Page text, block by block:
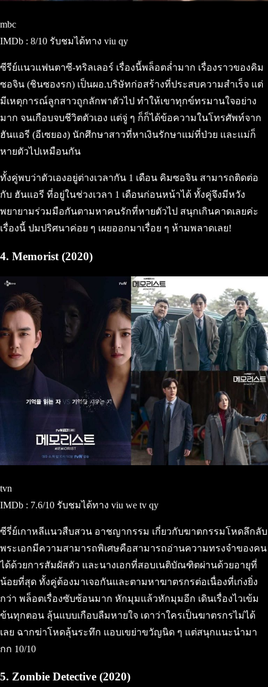
mbc
IMDb : 8/10 รับชมได้ทาง viu qy
ซีรีย์แนวแฟนตาซี-ทริลเลอร์ เรื่องนี้พล็อตล่ำมาก เรื่องราวของคิม
ซอจิน (ชินซองรก) เป็นผอ.บริษัทก่อสร้างที่ประสบความสำเร็จ แต่
มีเหตุการณ์ลูกสาวถูกลักพาตัวไป ทำให้เขาทุกข์ทรมานใจอย่าง
มาก จนเกือบจบชีวิตตัวเอง แต่จู่ ๆ ก็ก็ได้ข้อความในโทรศัพท์จาก
ฮันแอรี (อีเซยอง) นักศึกษาสาวที่หาเงินรักษาแม่ที่ป่วย และแม่ก็
หายตัวไปเหมือนกัน
ทั้งคู่พบว่าตัวเองอยู่ต่างเวลากัน 1 เดือน คิมซอจิน สามารถติดต่อ
กับ ฮันแอรี ที่อยู่ในช่วงเวลา 1 เดือนก่อนหน้าได้ ทั้งคู่จึงมีหวัง
พยายามร่วมมือกันตามหาคนรักที่หายตัวไป สนุกเกินคาดเลยค่ะ
เรื่องนี้ ปมปริศนาค่อย ๆ เผยออกมาเรื่อย ๆ ห้ามพลาดเลย!
4. Memorist (2020)
tvn
IMDb : 7.6/10 รับชมได้ทาง viu we tv qy
ซีรี่ย์เกาหลีแนวสืบสวน อาชญากรรม เกี่ยวกับฆาตกรรมโหดลึกลับ
พระเอกมีความสามารถพิเศษคือสามารถอ่านความทรงจำของคน
ได้ด้วยการสัมผัสตัว และนางเอกที่สอบเนติบัณฑิตผ่านด้วยอายุที่
น้อยที่สุด ทั้งคู่ต้องมาเจอกันและตามหาฆาตรกรต่อเนื่องที่เก่งยิ่ง
กว่า พล็อตเรื่องซับซ้อนมาก หักมุมแล้วหักมุมอีก เดินเรื่องไวเข้ม
ข้นทุกตอน ลุ้นแบบเกือบลืมหายใจ เดาว่าใครเป็นฆาตรกรไม่ได้
เลย ฉากฆ่าโหดลุ้นระทึก แอบเขย่าขวัญนิด ๆ แต่สนุกแนะนำมา
กก 10/10
5. Zombie Detective (2020)